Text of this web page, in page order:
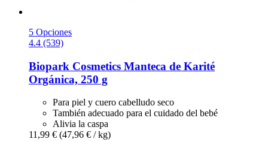
5 Opciones
4.4 (539)
Biopark Cosmetics Manteca de Karité
Orgánica, 250 g
Para piel y cuero cabelludo seco
También adecuado para el cuidado del bebé
Alivia la caspa
11,99 € (47,96 € / kg)